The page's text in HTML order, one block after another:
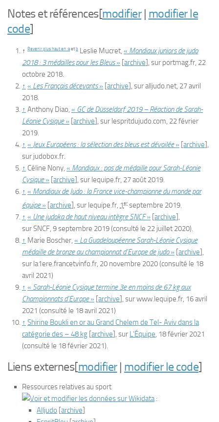
Notes et références[modifier| modifier le
code]
↑ Revenir plus haut en :aet b Leslie Mucret, « Mondiaux juniors de judo
2018 : 3 médailles pour les Bleus» archive , sur portmag.fr, 22
octobre 2018.
↑ « Les Français décevants» archive , suralljudo.net, 27 avril
2018.
↑ Anthony Diao, « GC de Düsseldorf 2019 – Réaction de Sarah-
Léonie Cysique» archive , sur lespritdujudo.com, 22 février
2019.
↑ « Jeux Européens : la sélection des bleus est dévoilée» archive ,
sur judobox.fr.
↑ Céline Nony, « Mondiaux : pas de médaille pour Sarah-Léonie
Cysique» archive , sur lequipe.fr, 27 août 2019.
↑ « Mondiaux de Judo : la France vice-championne du monde par
équipe» archive , sur lequipe.fr, 1er septembre 2019.
↑ « Une judoka de haut niveau intègre SNCF» archive ,
surSNCF, 9 septembre 2019(consulté le 22 juillet 2020).
↑ Marie Boscher, « La Guadeloupéenne Sarah-Léonie Cysique
médaille de bronze au championnat d’Europe de judo» archive ,
sur la1ere.francetvinfo.fr, 20 novembre 2020(consulté le 18
avril 2021)
↑ « Sarah-Léonie Cysique termine 3e en moins de 67 kg aux
Championnats d’Europe» archive , surwww.lequipe.fr, 16 avril
2021 (consulté le 18 avril 2021)
↑ Shirine Boukli en or au Grand Chelem de Tel- Aviv dans la
catégorie des – 48 kg archive , sur L’Équipe, 18 février 2021
(consulté le 18 février 2021).
Liens externes[modifier| modifier le code]
Ressources relatives au sport
:
Alljudo archive